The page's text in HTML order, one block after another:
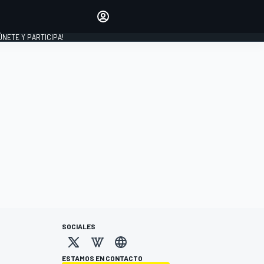
Y PARTICIPA!
SOCIALES
ESTAMOS EN CONTACTO